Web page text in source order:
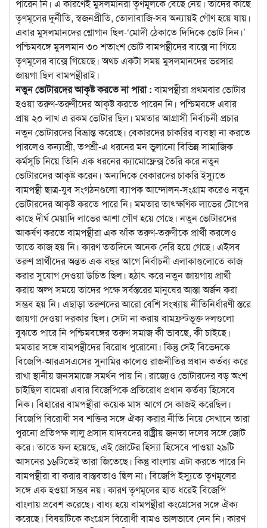
পারেন নি। এ কারণেই মুসলমানরা তৃণমূলকে বেছে নেয়। তাদের কাছে
তৃণমূলের দুর্নীতি, স্বজনপ্রীতি, তোলাবাজি-সব অন্যায়ই গৌণ হয়ে যায়।
এবার মুসলমানদের শ্লোগান ছিল-‘মোদী ঠেকাতে দিদিকে ভোট দিন।’
পশ্চিমবঙ্গে মুসলমান ৩০ শতাংশ ভোট বামপন্থীদের বাক্সে না গিয়ে
তৃণমূলের বাক্সে গিয়েছে। অথচ একটা সময় মুসলমানদের ভরসার
জায়গা ছিল বামপন্থীরাই।
নতুন ভোটারদের আকৃষ্ট করতে না পারা :বামপন্থীরা প্রথমবার ভোটার
হওয়া তরুণ-তরুণীদের আকৃষ্ট করতে পারেন নি। পশ্চিমবঙ্গে এবার
প্রায় ২০ লাখ এ রকম ভোটার ছিল। মমতার আগ্রাসী নির্বাচনী প্রচার
নতুন ভোটারদের বিভ্রান্ত করেছে। বেকারদের চাকরির ব্যবস্থা না করতে
পারলেও কন্যাশ্রী, তপশ্রী-এ ধরনের মন ভুলানো বিভিন্ন সামাজিক
কর্মসূচি নিয়ে তিনি এক ধরনের ক্যামোফ্লেক্স তৈরি করে নতুন
ভোটারদের আকৃষ্ট করেন। অন্যদিকে বেকারদের চাকরি ইস্যুতে
বামপন্থী ছাত্র-যুব সংগঠনগুলো ব্যাপক আন্দোলন-সংগ্রাম করেও নতুন
ভোটারদের আকৃষ্ট করতে পারে নি। মমতার তাৎক্ষণিক লাভের টোপের
কাছে দীর্ঘ মেয়াদি লাভের আশা গৌণ হয়ে গেছে। নতুন ভোটারদের
আকর্ষণ করতে বামপন্থীরা এক ঝাঁক তরুণ-তরুণীকে প্রার্থী করলেও
তাতে কাজ হয় নি। কারণ ততদিনে অনেক দেরি হয়ে গেছে। এইসব
তরুণ প্রার্থীদের অন্তত এক বছর আগে নির্বাচনী এলাকাগুলোতে কাজ
করার সুযোগ দেওয়া উচিত ছিল। হঠাৎ করে নতুন জায়গায় প্রার্থী
করায় অল্প সময়ে তাদের পক্ষে সর্বস্তরের মানুষের আস্তা অর্জন করা
সম্ভব হয় নি। এছাড়া তরুণদের আরো বেশি সংখ্যায় নীতিনির্ধারণী স্তরে
জায়গা দেওয়া দরকার ছিল। সেটা না করায় বামফ্রন্টভূক্ত দলগুলো
বুঝতে পারে নি পশ্চিমবঙ্গের তরুণ সমাজ কী ভাবছে, কী চাইছে।
মমতার সঙ্গে বামপন্থীদের বিরোধ পুরোনো। কিন্তু সেই বিভেদকে
বিজেপি-আরএসএসের সুনামির কালেও রাজনীতির প্রধান কর্তব্য করে
রাখা স্থানীয় জনসমাজে সমর্থন পায় নি। রাজ্যেও ভোটারদের বড় অংশ
চাইছিল বামেরা এবার বিজেপিকে প্রতিরোধ প্রধান কর্তব্য হিসেবে
নিক। বিহারের বামপন্থীরা কয়েক মাস আগে সে কাজই করেছিল।
বিজেপি বিরোধী সব শক্তির সঙ্গে ঐক্য করার নীতি নিয়ে সেখানে তারা
পুরনো প্রতিপক্ষ লালু প্রসাদ যাদবদের রাষ্ট্রীয় জনতা দলের সঙ্গে জোট
করে। তাতে ফল হয়েছে, এই জোটের হিস্যা হিসেবে পাওয়া ২৯টি
আসনের ১৬টিতেই তারা জিতেছে। কিন্তু বাংলায় এটা করতে পারে নি
বামপন্থীরা বা করার বাস্তবতাও ছিল না। বিজেপি ইস্যুতে তৃণমূলের
সঙ্গে এক হওয়া সম্ভব নয়। কারণ তৃণমূলের হাত ধরেই বিজেপি
বাংলায় প্রবেশ করেছে। বাধ্য হয়ে বামপন্থীরা কংগ্রেসের সঙ্গে ঐক্য
করেছে। বিষয়টিকে কংগ্রেস বিরোধী বামও ভালভাবে নেন নি। কারণ